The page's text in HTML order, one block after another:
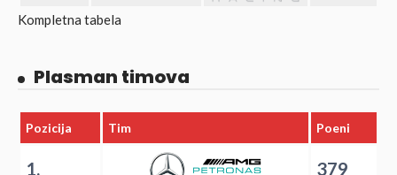
Kompletna tabela
Plasman timova
Pozicija Tim Poeni
1. 379